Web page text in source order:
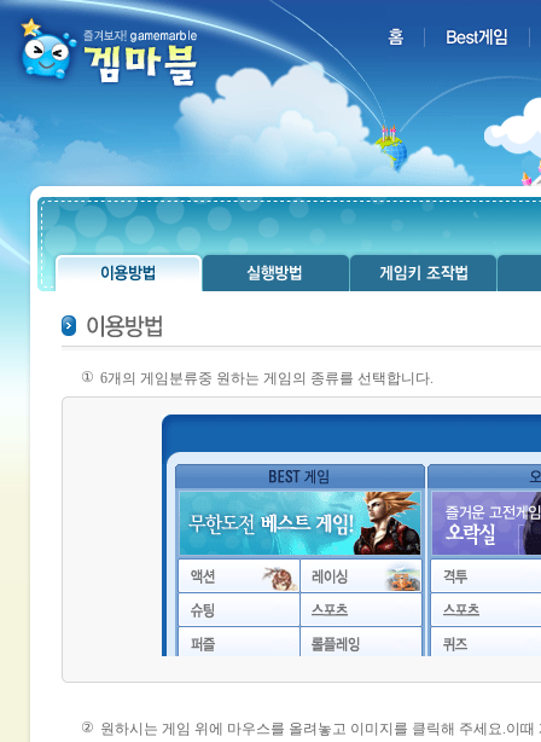
① 6개의 게임분류중 원하는 게임의 종류를 선택합니다.
② 원하시는 게임 위에 마우스를 올려놓고 이미지를 클릭해 주세요.이때